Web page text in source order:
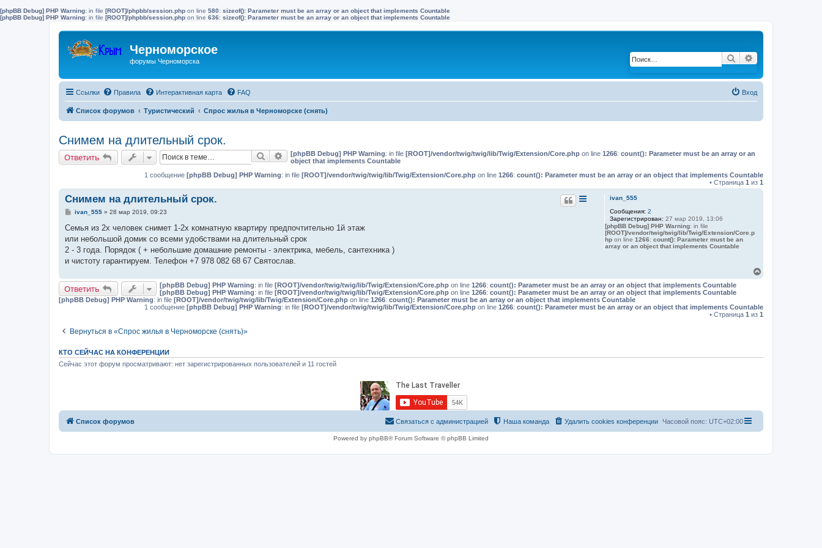
[phpBB Debug] PHP Warning: in file [ROOT]/phpbb/session.php on line 580: sizeof(): Parameter must be an array or an object that implements Countable
[phpBB Debug] PHP Warning: in file [ROOT]/phpbb/session.php on line 636: sizeof(): Parameter must be an array or an object that implements Countable
Черноморское
форумы Черноморска Поиск
Ссылки Правила Интерактивная карта FAQ Вход
Список форумов Туристический Спрос жилья в Черноморске (снять)
Снимем на длительный срок.
Ответить Поиск Расширенный поиск
[phpBB Debug] PHP Warning: in file [ROOT]/vendor/twig/twig/lib/Twig/Extension/Core.php on line 1266: count(): Parameter must be an array or an
object that implements Countable
1 сообщение [phpBB Debug] PHP Warning: in file [ROOT]/vendor/twig/twig/lib/Twig/Extension/Core.php on line 1266: count(): Parameter must be an array or an object that implements Countable
• Страница 1 из 1
ivan_555
Сообщения: 2
Зарегистрирован: 27 мар 2019, 13:06
[phpBB Debug] PHP Warning: in file
[ROOT]/vendor/twig/twig/lib/Twig/Extension/Core.p
hpon line 1266: count(): Parameter must be an
array or an object that implements Countable
Снимем на длительный срок.
С
о
щ
и
ivan_555» 28 мар 2019, 09:23
Семья из 2х человек снимет 1-2х комнатную квартиру предпочтительно 1й этаж
или небольшой домик со всеми удобствами на длительный срок
2 - 3 года. Порядок ( + небольшие домашние ремонты - электрика, мебель, сантехника )
и чистоту гарантируем. Телефон +7 978 082 68 67 Святослав.
у
н
Ответить [phpBB Debug] PHP Warning: in file [ROOT]/vendor/twig/twig/lib/Twig/Extension/Core.php on line 1266: count(): Parameter must be an array or an object that implements Countable
[phpBB Debug] PHP Warning: in file [ROOT]/vendor/twig/twig/lib/Twig/Extension/Core.php on line 1266: count(): Parameter must be an array or an object that implements Countable
[phpBB Debug] PHP Warning: in file [ROOT]/vendor/twig/twig/lib/Twig/Extension/Core.php on line 1266: count(): Parameter must be an array or an object that implements Countable
1 сообщение [phpBB Debug] PHP Warning: in file [ROOT]/vendor/twig/twig/lib/Twig/Extension/Core.php on line 1266: count(): Parameter must be an array or an object that implements Countable
• Страница 1 из 1
Вернуться в «Спрос жилья в Черноморске (снять)»
КТО СЕЙЧАС НА КОНФЕРЕНЦИИ
Сейчас этот форум просматривают: нет зарегистрированных пользователей и 11 гостей
Список форумов Часовой пояс: UTC+02:00
Удалить cookies конференции
Наша команда
Связаться с администрацией
Powered by phpBB® Forum Software © phpBB Limited